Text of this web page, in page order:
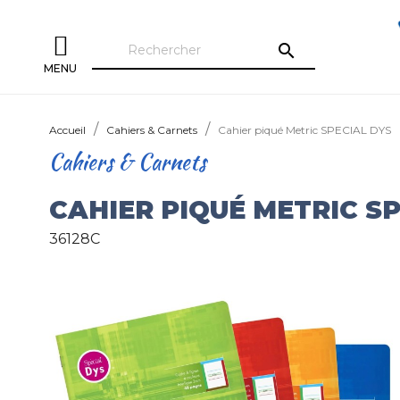
MENU
search
Accueil Cahiers & Carnets Cahier piqué Metric SPECIAL DYS
Cahiers & Carnets
CAHIER PIQUÉ METRIC
36128C